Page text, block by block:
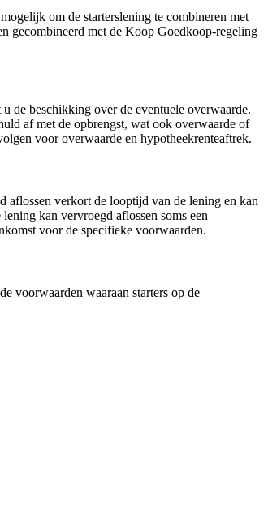
om de starterslening te combineren met
gecombineerd met de Koop Goedkoop-regeling
de beschikking over de eventuele overwaarde.
af met de opbrengst, wat ook overwaarde of
voor overwaarde en hypotheekrenteaftrek.
aflossen verkort de looptijd van de lening en kan
kan vervroegd aflossen soms een
voor de specifieke voorwaarden.
voorwaarden waaraan starters op de